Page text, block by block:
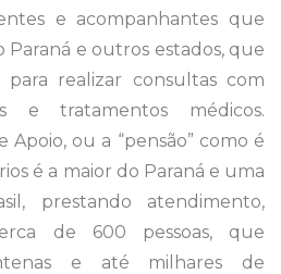
e acompanhantes que
e outros estados, que
realizar consultas com
e tratamentos médicos.
Apoio, ou a “pensão” como é
é a maior do Paraná e uma
prestando atendimento,
de 600 pessoas, que
e até milhares de